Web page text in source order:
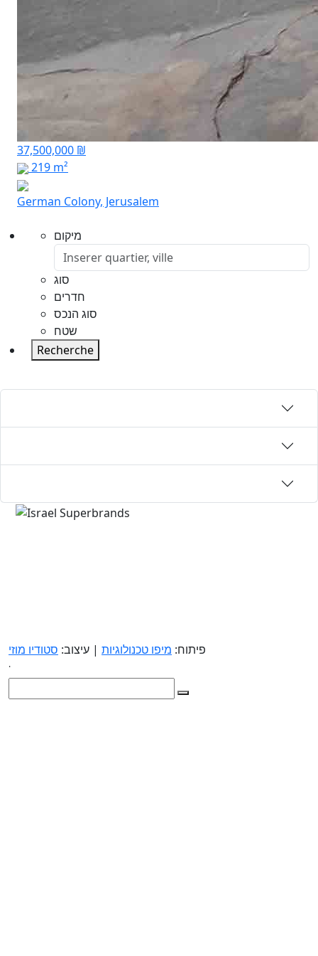
37,500,000 ₪
219 m²
German Colony, Jerusalem
מיקום
סוג
חדרים
סוג הנכס
שטח
Recherche
פיתוח: מיפו טכנולוגיות | עיצוב: סטודיו מוזי
.